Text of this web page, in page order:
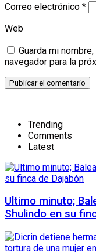
Correo electrónico *
Web
Guarda mi
navegador para la
Trending
Comments
Latest
Ultimo minuto;
Shulindo en su